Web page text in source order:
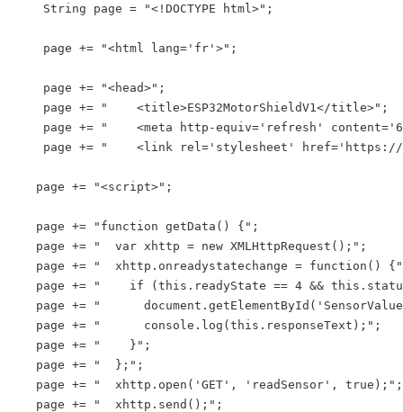
String page = "<!DOCTYPE html>";
page += "<html lang='fr'>";
page += "<head>";
page += "    <title>ESP32MotorShieldV1</title>";
page += "    <meta http-equiv='refresh'
page += "    <link rel='stylesheet' href='https://
page += "<script>";
page += "function getData() {";
page += "  var xhttp = new XMLHttpRequest();";
page += "  xhttp.onreadystatechange = function()
page += "    if (this.readyState == 4 &&
page += "
page += "      console.log(this.responseText);";
page += "    }";
page += "  };";
page += "  xhttp.open('GET', 'readSensor', true);";
page += "  xhttp.send();";